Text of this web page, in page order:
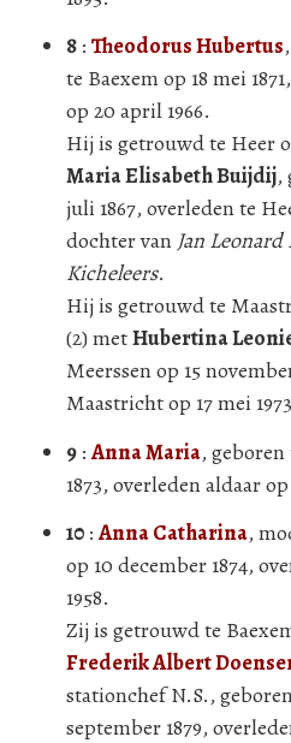
8 : Theodorus Hubertus
te Baexem op 18 mei
op 20 april 1966.
Hij is getrouwd te Heer
Maria Elisabeth Buijdij,
juli 1867, overleden te
dochter van Jan
Kicheleers.
Hij is getrouwd te
(2) metHubertina
Meerssen op 15
Maastricht op 17 mei
9 :Anna Maria,
1873, overleden aldaar
10 :Anna Catharina,
op 10 december 1874,
1958.
Zij is getrouwd te
Frederik Albert
stationchef N.S.,
september 1879,